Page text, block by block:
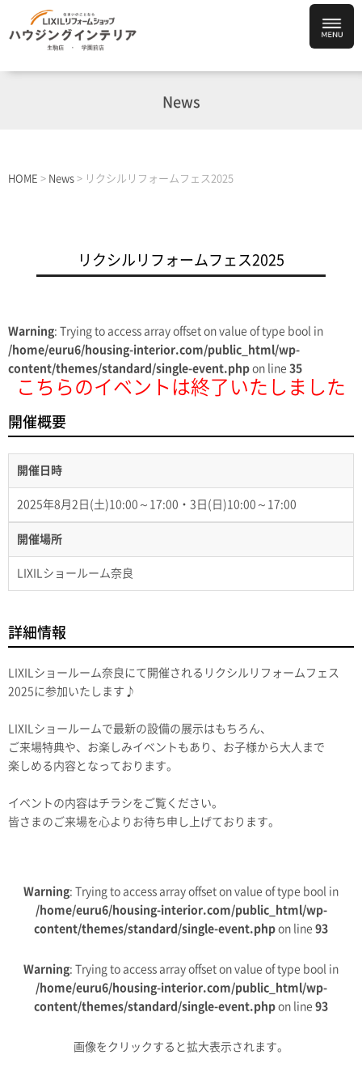
News
HOME > News > リクシルリフォームフェス2025
リクシルリフォームフェス2025
Warning: Trying to access array offset on value of type bool in
/home/euru6/housing-interior.com/public_html/wp-
content/themes/standard/single-event.php on line 35
こちらのイベントは終了いたしました
開催概要
開催日時
2025年8月2日(土)10:00～17:00・3日(日)10:00～17:00
開催場所
LIXILショールーム奈良
詳細情報
LIXILショールーム奈良にて開催されるリクシルリフォームフェス
2025に参加いたします♪
LIXILショールームで最新の設備の展示はもちろん、
ご来場特典や、お楽しみイベントもあり、お子様から大人まで
楽しめる内容となっております。
イベントの内容はチラシをご覧ください。
皆さまのご来場を心よりお待ち申し上げております。
Warning: Trying to access array offset on value of type bool in
/home/euru6/housing-interior.com/public_html/wp-
content/themes/standard/single-event.php on line 93
Warning: Trying to access array offset on value of type bool in
/home/euru6/housing-interior.com/public_html/wp-
content/themes/standard/single-event.php on line 93
画像をクリックすると拡大表示されます。